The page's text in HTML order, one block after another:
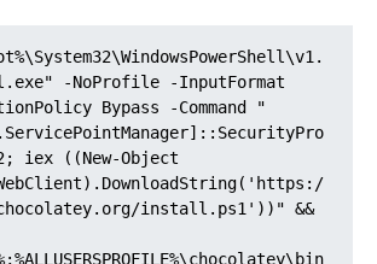
-NoProfile -InputFormat
Bypass -Command "
iex ((New-Object
install.ps1'))" &&